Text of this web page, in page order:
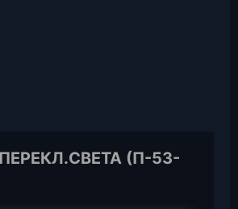
(П-53-